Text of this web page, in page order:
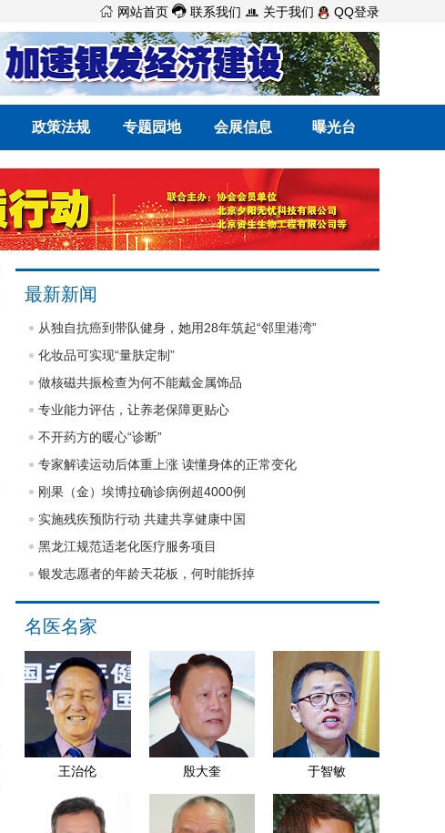
 网站首页  联系我们  关于我们 QQ登录
政策法规 专题园地 会展信息 曝光台
最新新闻
从独自抗癌到带队健身，她用28年筑起“邻里港湾”
化妆品可实现“量肤定制”
做核磁共振检查为何不能戴金属饰品
专业能力评估，让养老保障更贴心
不开药方的暖心“诊断”
专家解读运动后体重上涨 读懂身体的正常变化
刚果（金）埃博拉确诊病例超4000例
实施残疾预防行动 共建共享健康中国
黑龙江规范适老化医疗服务项目
银发志愿者的年龄天花板，何时能拆掉
名医名家
王治伦 殷大奎 于智敏